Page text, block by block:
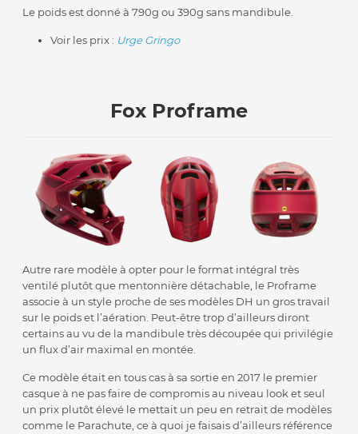
Le poids est donné à 790g ou 390g sans mandibule.
Voir les prix : Urge Gringo
Fox Proframe
Autre rare modèle à opter pour le format intégral très
ventilé plutôt que mentonnière détachable, le Proframe
associe à un style proche de ses modèles DH un gros travail
sur le poids et l’aération. Peut-être trop d’ailleurs diront
certains au vu de la mandibule très découpée qui privilégie
un flux d’air maximal en montée.
Ce modèle était en tous cas à sa sortie en 2017 le premier
casque à ne pas faire de compromis au niveau look et seul
un prix plutôt élevé le mettait un peu en retrait de modèles
comme le Parachute, ce à quoi je faisais d’ailleurs référence